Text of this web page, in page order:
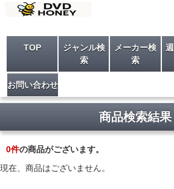
TOP
ジャンル検
索
メーカー検
索
お問い合わせ
商品検索結果
0件の商品がございます。
現在、商品はございません。